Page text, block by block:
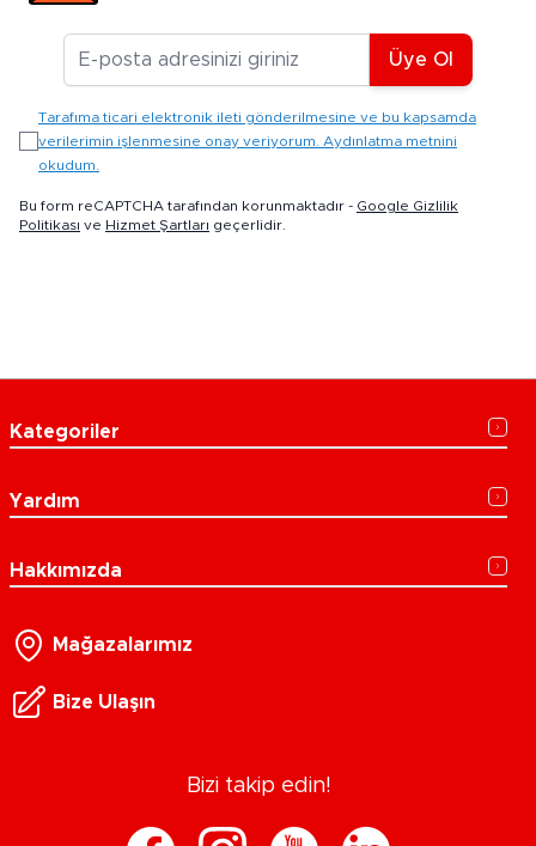
E-posta Adresiniz
Üye Ol
Tarafıma ticari elektronik ileti gönderilmesine ve bu kapsamda
verilerimin işlenmesine onay veriyorum. Aydınlatma metnini
okudum.
Bu form reCAPTCHA tarafından korunmaktadır - Google Gizlilik
Politikası ve Hizmet Şartları geçerlidir.
Kategoriler
Yardım
Hakkımızda
Mağazalarımız
Bize Ulaşın
Bizi takip edin!